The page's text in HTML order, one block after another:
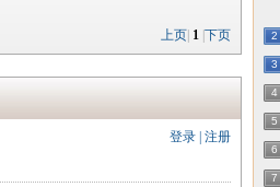
上页 1 下页
登录 注册
2
3
4
5
6
7